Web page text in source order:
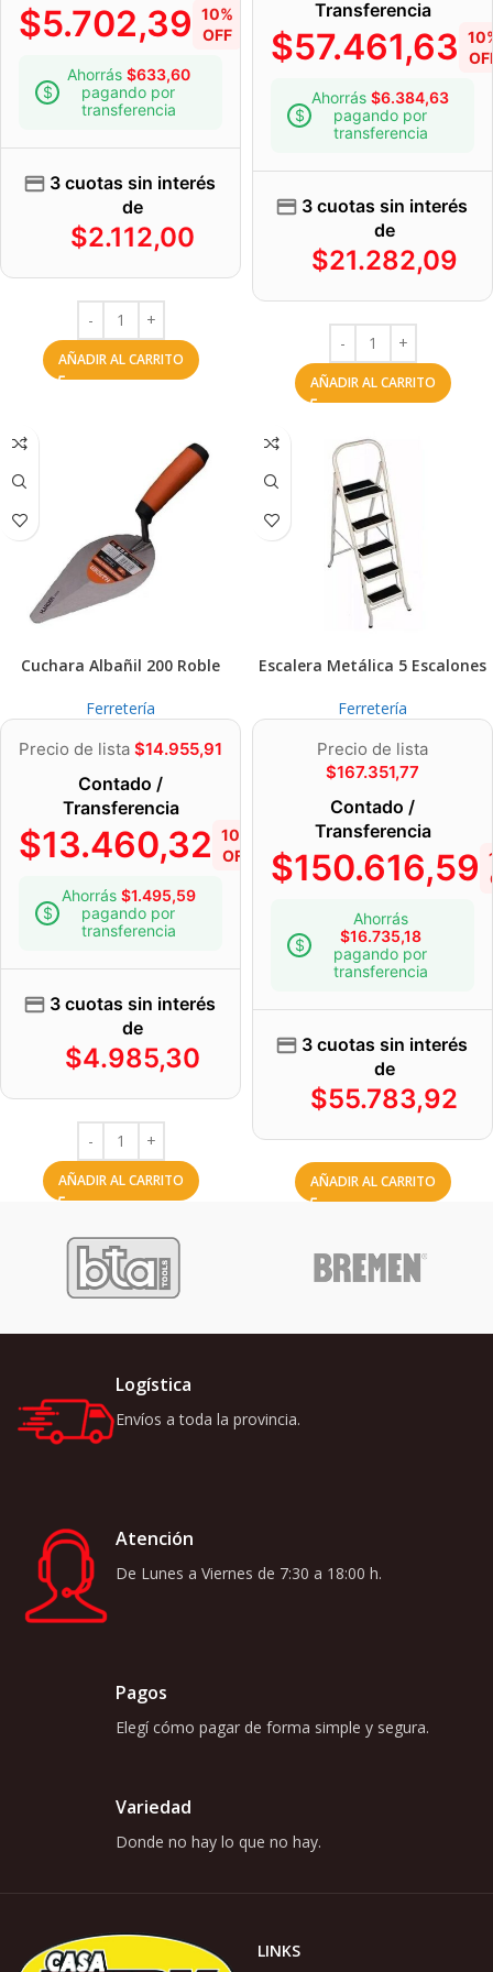
$5.702,39 10%
OFF
Ahorrás $633,60
pagando por
transferencia
3 cuotas sin interés
de
$2.112,00
AÑADIR AL CARRITO
Transferencia
$57.461,63
Ahorrás $6.384,63
pagando por
transferencia
3 cuotas sin interés
de
$21.282,09
AÑADIR AL CARRITO
Cuchara Albañil 200 Roble
Ferretería
Precio de lista $14.955,91
Contado /
Transferencia
$13.460,32 10%
OFF
Ahorrás $1.495,59
pagando por
transferencia
3 cuotas sin interés
de
$4.985,30
AÑADIR AL CARRITO
Escalera Metálica 5 Escalones
Ferretería
Precio de lista
$167.351,77
Contado /
Transferencia
$150.616,59
Ahorrás
$16.735,18
pagando por
transferencia
3 cuotas sin interés
de
$55.783,92
AÑADIR AL CARRITO
Logística
Envíos a toda la provincia.
Atención
De Lunes a Viernes de 7:30 a 18:00 h.
Pagos
Elegí cómo pagar de forma simple y segura.
Variedad
Donde no hay lo que no hay.
LINKS